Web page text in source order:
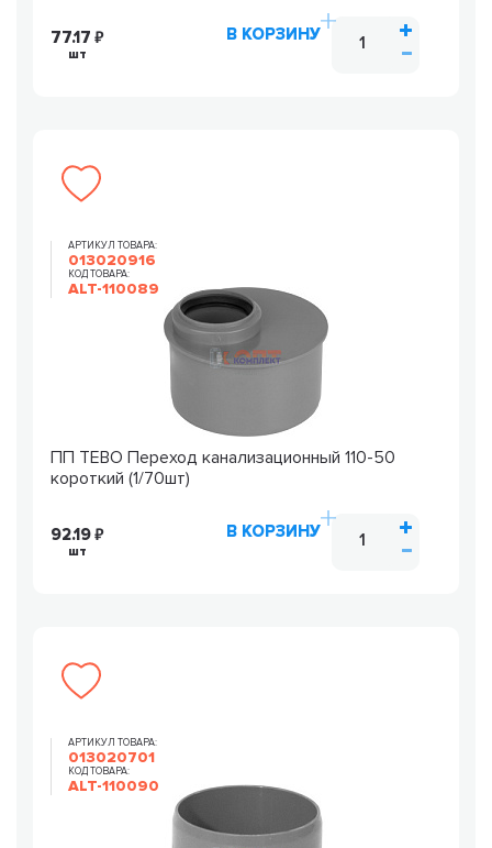
77.17
шт
В КОРЗИНУ
АРТИКУЛ ТОВАРА:
013020916
КОД ТОВАРА:
ALT-110089
ПП TEBO Переход канализационный 110-50
короткий (1/70шт)
92.19
шт
В КОРЗИНУ
АРТИКУЛ ТОВАРА:
013020701
КОД ТОВАРА:
ALT-110090